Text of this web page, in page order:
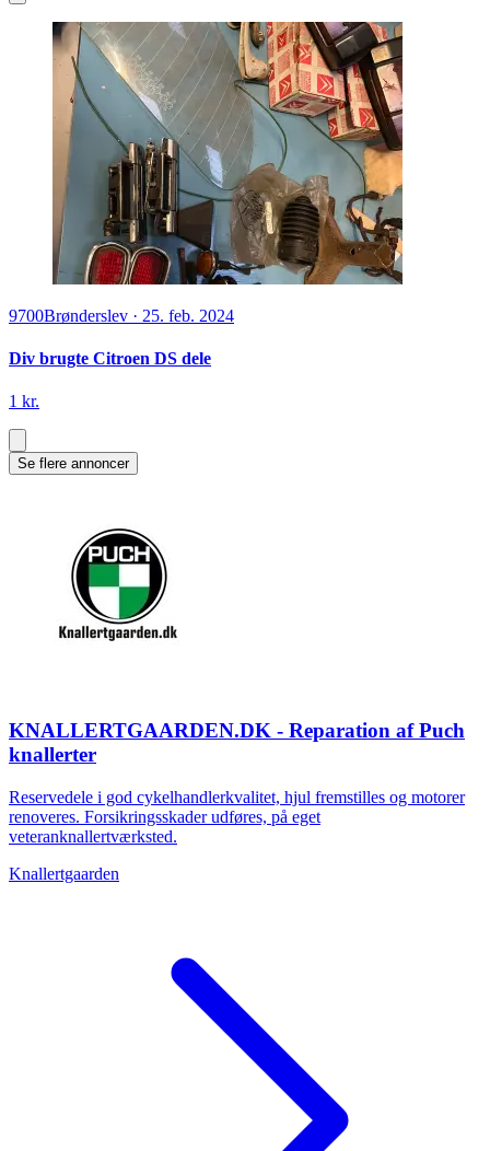
9700Brønderslev · 25. feb. 2024
Div brugte Citroen DS dele
1 kr.
Se flere annoncer
KNALLERTGAARDEN.DK - Reparation af Puch
knallerter
Reservedele i god cykelhandlerkvalitet, hjul fremstilles og motorer
renoveres. Forsikringsskader udføres, på eget
veteranknallertværksted.
Knallertgaarden